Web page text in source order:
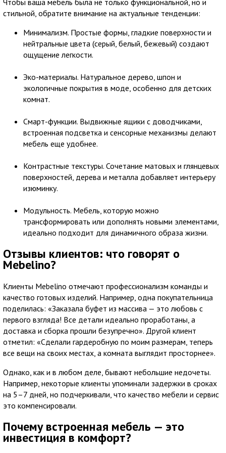
Чтобы ваша мебель была не только функциональной, но и
стильной, обратите внимание на актуальные тенденции:
Минимализм. Простые формы, гладкие поверхности и
нейтральные цвета (серый, белый, бежевый) создают
ощущение легкости.
Эко-материалы. Натуральное дерево, шпон и
экологичные покрытия в моде, особенно для детских
комнат.
Смарт-функции. Выдвижные ящики с доводчиками,
встроенная подсветка и сенсорные механизмы делают
мебель еще удобнее.
Контрастные текстуры. Сочетание матовых и глянцевых
поверхностей, дерева и металла добавляет интерьеру
изюминку.
Модульность. Мебель, которую можно
трансформировать или дополнять новыми элементами,
идеально подходит для динамичного образа жизни.
Отзывы клиентов: что говорят о
Mebelino?
Клиенты Mebelino отмечают профессионализм команды и
качество готовых изделий. Например, одна покупательница
поделилась: «Заказала буфет из массива — это любовь с
первого взгляда! Все детали идеально проработаны, а
доставка и сборка прошли безупречно». Другой клиент
отметил: «Сделали гардеробную по моим размерам, теперь
все вещи на своих местах, а комната выглядит просторнее».
Однако, как и в любом деле, бывают небольшие недочеты.
Например, некоторые клиенты упоминали задержки в сроках
на 5–7 дней, но подчеркивали, что качество мебели и сервис
это компенсировали.
Почему встроенная мебель — это
инвестиция в комфорт?